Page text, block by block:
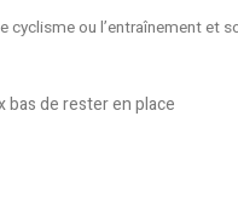
ou l’entraînement et
bas de rester en place